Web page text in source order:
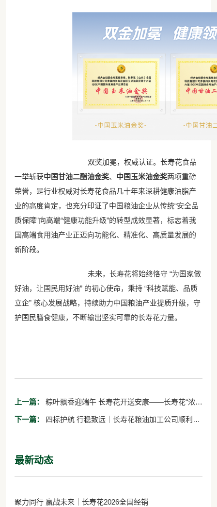
双奖加冕，权威认证。长寿花食品
一举斩获中国甘油二酯油金奖、 中国玉米油金奖两项重磅
荣誉，是行业权威对长寿花食品几十年来深耕健康油脂产
业的高度肯定，也充分印证了中国粮油企业从传统“安全品
质保障”向高端“健康功能升级”的转型成效显著，标志着我
国高端食用油产业正迈向功能化、精准化、高质量发展的
新阶段。
未来，长寿花将始终恪守 “为国家做
好油，让国民用好油” 的初心使命，秉持 “科技赋能、品质
立企” 核心发展战略，持续助力中国粮油产业提质升级，守
护国民膳食健康，不断输出坚实可靠的长寿花力量。
上一篇：
端午”全国活动火热进行中
下一篇：
最新动态
聚力同行 赢战未来｜长寿花2026全国经销